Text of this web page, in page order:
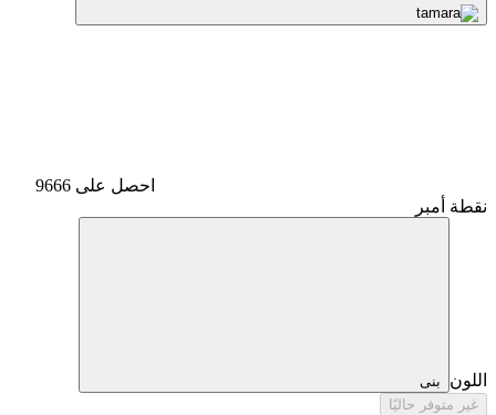
احصل على 9666
نقطة أمبر
اللون
بنى
غير متوفر حاليًا